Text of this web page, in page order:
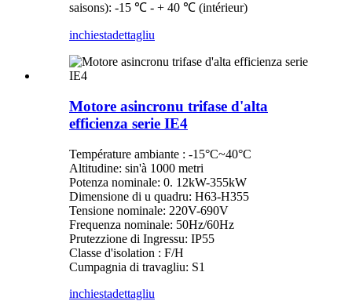
saisons): -15 ℃ - + 40 ℃ (intérieur)
inchiestadettagliu
Motore asincronu trifase d'alta
efficienza serie IE4
Température ambiante : -15°C~40°C
Altitudine: sin'à 1000 metri
Potenza nominale: 0. 12kW-355kW
Dimensione di u quadru: H63-H355
Tensione nominale: 220V-690V
Frequenza nominale: 50Hz/60Hz
Prutezzione di Ingressu: IP55
Classe d'isolation : F/H
Cumpagnia di travagliu: S1
inchiestadettagliu